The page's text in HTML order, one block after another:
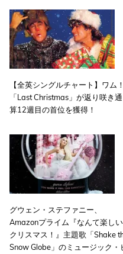
【全英シングルチャート】ワム！
「Last Christmas」が返り咲き通
算12週目の首位を獲得！
グウェン・ステファニー、
Amazonプライム『なんて楽しい
クリスマス！』主題歌「Shake
Snow Globe」のミュージック・